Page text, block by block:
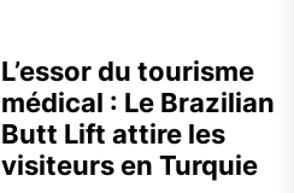
L’essor du tourisme
médical : Le Brazilian
Butt Lift attire les
visiteurs en Turquie